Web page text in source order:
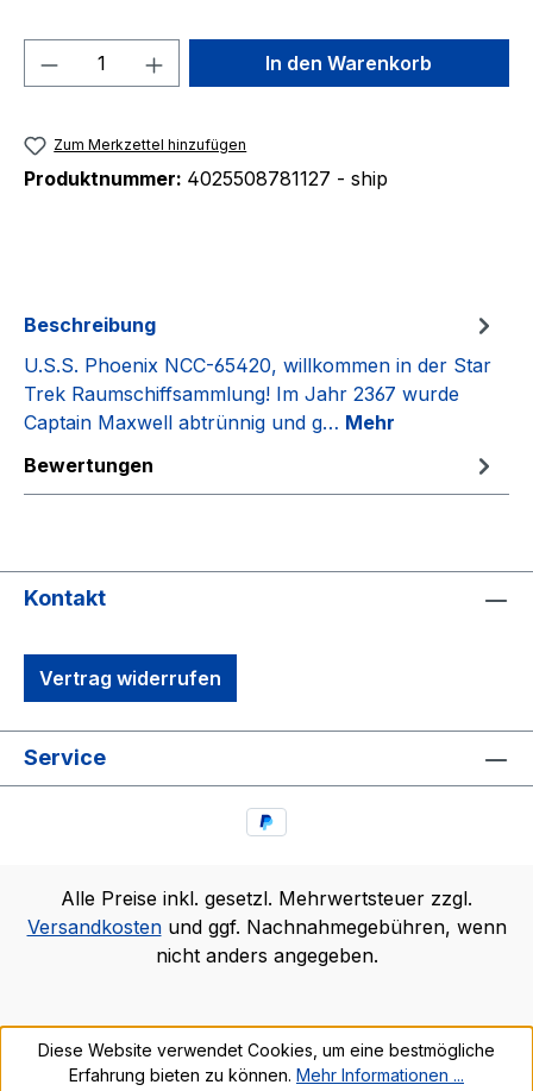
Produkt Anzahl: Gib denIn den Warenkorb
Zum Merkzettel hinzufügen
Produktnummer: 4025508781127 - ship
Beschreibung
U.S.S. Phoenix NCC-65420, willkommen in der Star
Trek Raumschiffsammlung! Im Jahr 2367 wurde
Captain Maxwell abtrünnig und g… Mehr
Bewertungen
Kontakt
Vertrag widerrufen
Service
Alle Preise inkl. gesetzl. Mehrwertsteuer zzgl.
Versandkostenund ggf. Nachnahmegebühren, wenn
nicht anders angegeben.
Diese Website verwendet Cookies, um eine bestmögliche
Erfahrung bieten zu können. Mehr Informationen ...